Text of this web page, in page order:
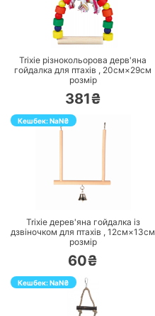
ПЕРЕЙТИ
Trixie різнокольорова дерв'яна
гойдалка для птахів , 20см×29см
розмір
381₴
Кешбек:NaN₴
ПЕРЕЙТИ
Trixie дерев'яна гойдалка із
дзвіночком для птахів , 12см×13см
розмір
60₴
Кешбек:NaN₴